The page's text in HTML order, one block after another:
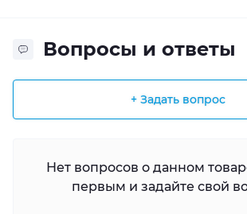
Вопросы и ответы
+ Задать вопрос
Нет вопросов о данном
первым и задайте свой